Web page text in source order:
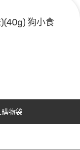
狗小食
物袋